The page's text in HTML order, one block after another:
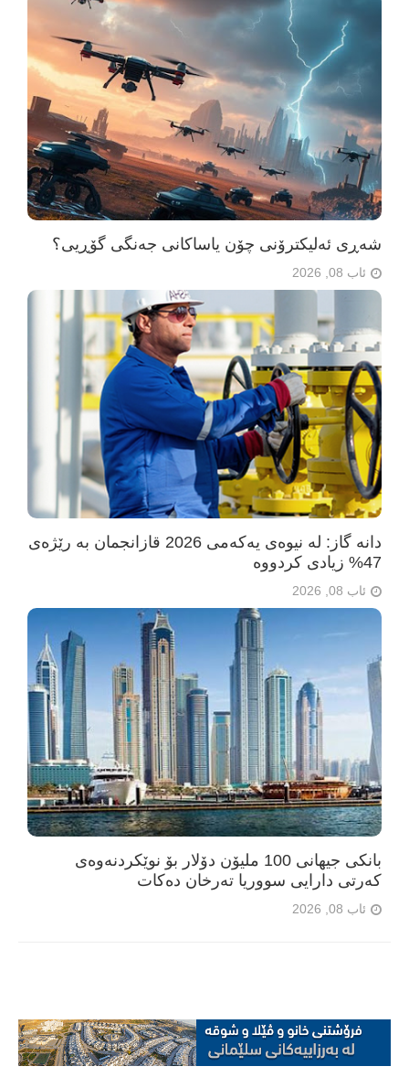
شەڕی ئەلیکترۆنی چۆن یاساکانی جەنگی گۆڕیی؟
ئاب 08, 2026
دانە گاز: لە نیوەی یەکەمی 2026 قازانجمان بە رێژەی
47% زیادی کردووە
ئاب 08, 2026
بانکی جیهانی 100 ملیۆن دۆلار بۆ نوێکردنەوەی
کەرتی دارایی سووریا تەرخان دەکات
ئاب 08, 2026